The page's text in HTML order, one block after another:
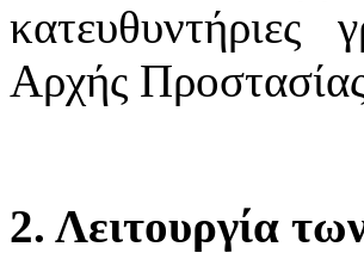
κατευθυντήριες
Αρχής
2. Λειτουργία